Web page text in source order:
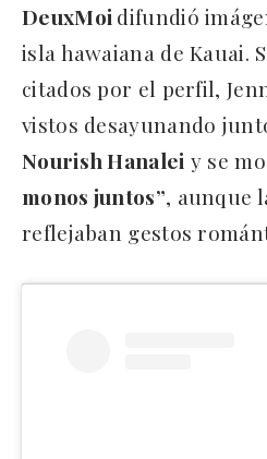
DeuxMoi difundió
isla hawaiana de Kauai.
citados por el perfil,
vistos desayunando
Nourish Hanalei y se
monos juntos”, aunque
reflejaban gestos